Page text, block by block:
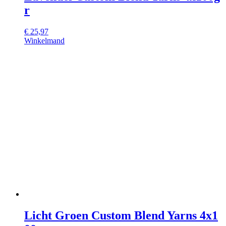
r
€ 25,97
Winkelmand
Licht Groen Custom Blend Yarns 4x1